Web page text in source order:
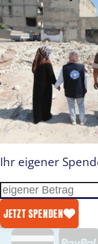
Ihr eigener
Eigenen Betrag eingeben
JETZT SPENDEN